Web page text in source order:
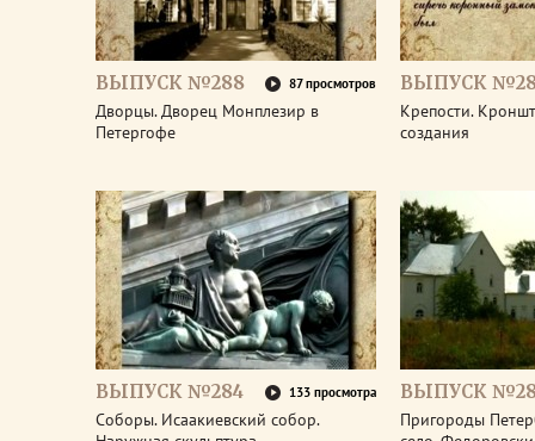
ВЫПУСК №288 87 просмотров
Дворцы. Дворец Монплезир в
Петергофе
ВЫПУСК
Крепости.
создания
ВЫПУСК №284 133 просмотра
Соборы. Исаакиевский собор.
ВЫПУСК
Пригороды